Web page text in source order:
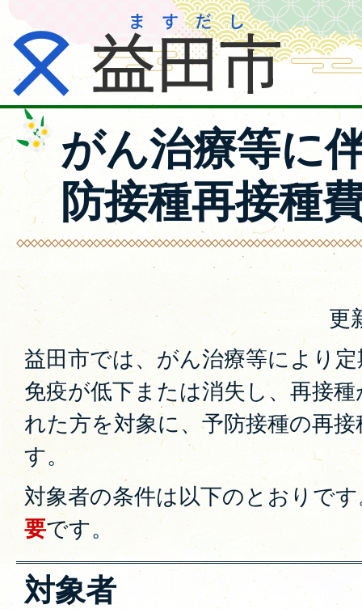
がん治療等に
防接種再接種
更
益田市では、がん治療等により
免疫が低下または消失し、再接
れた方を対象に、予防接種の再
す。
対象者の条件は以下のとおりで
要です。
対象者